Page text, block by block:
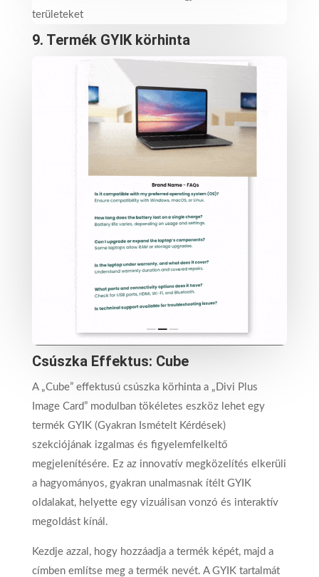
9. Termék GYIK körhinta
Csúszka Effektus: Cube
A „Cube” effektusú csúszka körhinta a „Divi Plus
Image Card” modulban tökéletes eszköz lehet egy
termék GYIK (Gyakran Ismételt Kérdések)
szekciójának izgalmas és figyelemfelkeltő
megjelenítésére. Ez az innovatív megközelítés elkerüli
a hagyományos, gyakran unalmasnak ítélt GYIK
oldalakat, helyette egy vizuálisan vonzó és interaktív
megoldást kínál.
Kezdje azzal, hogy hozzáadja a termék képét, majd a
címben említse meg a termék nevét. A GYIK tartalmát